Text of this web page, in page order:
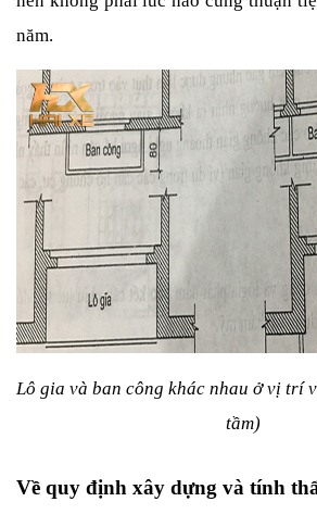
năm.
Lô gia và ban công khác nhau ở vị trí
tầm)
Về quy định xây dựng và tính